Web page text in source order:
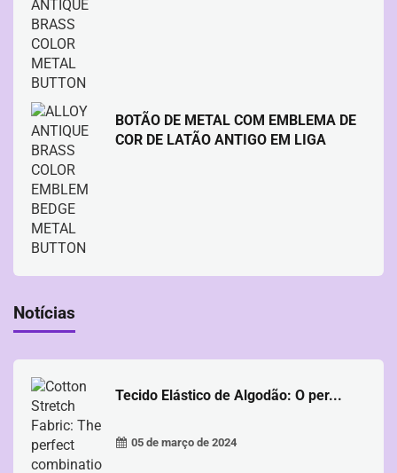
BOTÃO DE METAL COM EMBLEMA DE
COR DE LATÃO ANTIGO EM LIGA
Notícias
Tecido Elástico de Algodão: O per...
05 de março de 2024